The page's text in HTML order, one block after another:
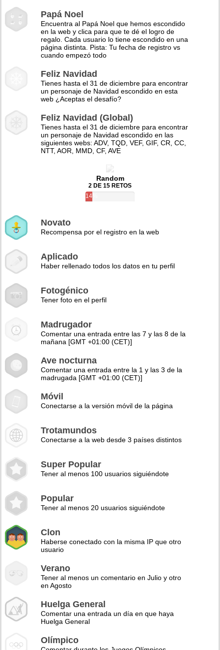
Papá Noel
Encuentra al Papá Noel que hemos escondido
en la web y clica para que te dé el logro de
regalo. Cada usuario lo tiene escondido en una
página distinta. Pista: Tu fecha de registro vs
cuando empezó todo
Feliz Navidad
Tienes hasta el 31 de diciembre para encontrar
un personaje de Navidad escondido en esta
web ¿Aceptas el desafío?
Feliz Navidad (Global)
Tienes hasta el 31 de diciembre para encontrar
un personaje de Navidad escondido en las
siguientes webs: ADV, TQD, VEF, GIF, CR, CC,
NTT, AOR, MMD, CF, AVE
Random
2 DE 15 RETOS
14%
Novato
Recompensa por el registro en la web
Aplicado
Haber rellenado todos los datos en tu perfil
Fotogénico
Tener foto en el perfil
Madrugador
Comentar una entrada entre las 7 y las 8 de la
mañana [GMT +01:00 (CET)]
Ave nocturna
Comentar una entrada entre la 1 y las 3 de la
madrugada [GMT +01:00 (CET)]
Móvil
Conectarse a la versión móvil de la página
Trotamundos
Conectarse a la web desde 3 países distintos
Super Popular
Tener al menos 100 usuarios siguiéndote
Popular
Tener al menos 20 usuarios siguiéndote
Clon
Haberse conectado con la misma IP que otro
usuario
Verano
Tener al menos un comentario en Julio y otro
en Agosto
Huelga General
Comentar una entrada un día en que haya
Huelga General
Olímpico